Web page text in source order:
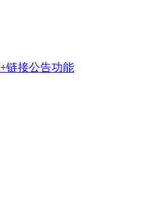
链接公告功能